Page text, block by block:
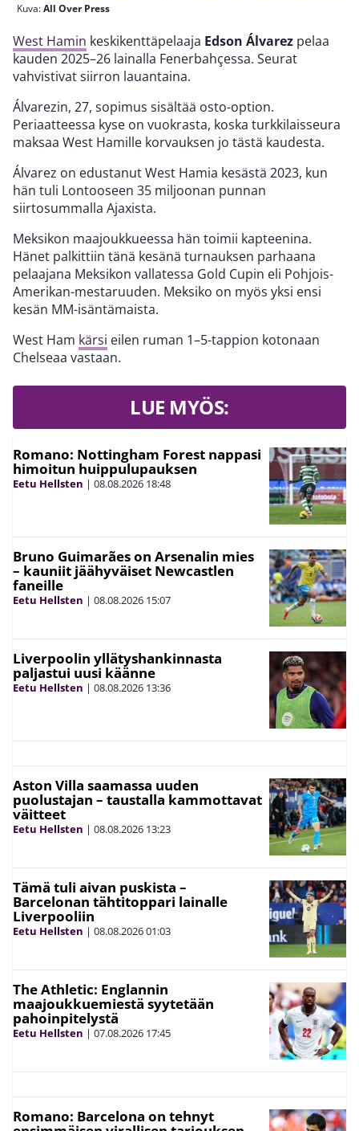
Kuva:All Over Press
West Hamin keskikenttäpelaaja Edson Álvarez pelaa
kauden 2025–26 lainalla Fenerbahçessa. Seurat
vahvistivat siirron lauantaina.
Álvarezin, 27, sopimus sisältää osto-option.
Periaatteessa kyse on vuokrasta, koska turkkilaisseura
maksaa West Hamille korvauksen jo tästä kaudesta.
Álvarez on edustanut West Hamia kesästä 2023, kun
hän tuli Lontooseen 35 miljoonan punnan
siirtosummalla Ajaxista.
Meksikon maajoukkueessa hän toimii kapteenina.
Hänet palkittiin tänä kesänä turnauksen parhaana
pelaajana Meksikon vallatessa Gold Cupin eli Pohjois-
Amerikan-mestaruuden. Meksiko on myös yksi ensi
kesän MM-isäntämaista.
West Ham kärsi eilen ruman 1–5-tappion kotonaan
Chelseaa vastaan.
LUE MYÖS:
Romano: Nottingham Forest nappasi
himoitun huippulupauksen
Eetu Hellsten | 08.08.2026 18:48
Bruno Guimarães on Arsenalin mies
– kauniit jäähyväiset Newcastlen
faneille
Eetu Hellsten | 08.08.2026 15:07
Liverpoolin yllätyshankinnasta
paljastui uusi käänne
Eetu Hellsten | 08.08.2026 13:36
Aston Villa saamassa uuden
puolustajan – taustalla kammottavat
väitteet
Eetu Hellsten | 08.08.2026 13:23
Tämä tuli aivan puskista –
Barcelonan tähtitoppari lainalle
Liverpooliin
Eetu Hellsten | 08.08.202601:03
The Athletic: Englannin
maajoukkuemiestä syytetään
pahoinpitelystä
Eetu Hellsten | 07.08.2026 17:45
Romano: Barcelona on tehnyt